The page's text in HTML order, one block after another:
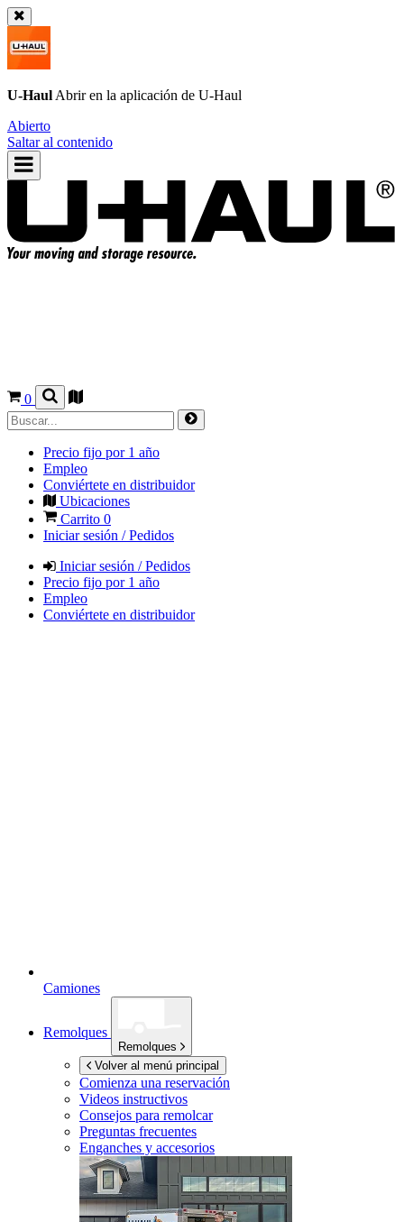
U-Haul Abrir en la aplicación de U-Haul
Abierto
Saltar al contenido
0
Precio fijo por 1 año
Empleo
Conviértete en distribuidor
Ubicaciones
Carrito 0
Iniciar sesión / Pedidos
Iniciar sesión / Pedidos
Precio fijo por 1 año
Empleo
Conviértete en distribuidor
Camiones
Remolques
Remolques
Volver al menú principal
Comienza una reservación
Videos instructivos
Consejos para remolcar
Preguntas frecuentes
Enganches y accesorios